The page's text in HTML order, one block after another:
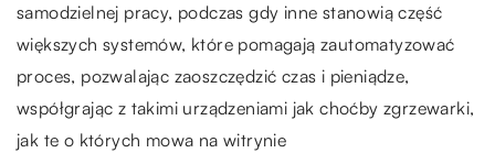
samodzielnej pracy, podczas gdy inne stanowią część
większych systemów, które pomagają zautomatyzować
proces, pozwalając zaoszczędzić czas i pieniądze,
współgrając z takimi urządzeniami jak choćby zgrzewarki,
jak te o których mowa na witrynie